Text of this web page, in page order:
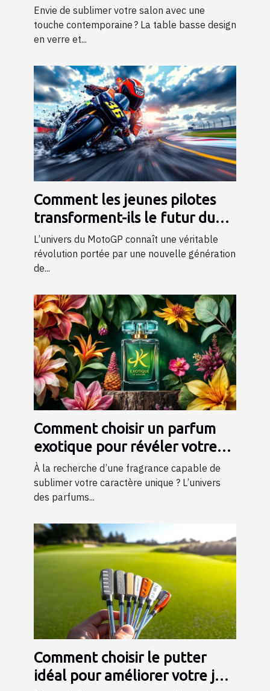
métal dans votre salon ?
Envie de sublimer votre salon avec une
touche contemporaine ? La table basse design
en verre et...
Comment les jeunes pilotes
transforment-ils le futur du
MotoGP ?
L’univers du MotoGP connaît une véritable
révolution portée par une nouvelle génération
de...
Comment choisir un parfum
exotique pour révéler votre
personnalité?
À la recherche d’une fragrance capable de
sublimer votre caractère unique ? L’univers
des parfums...
Comment choisir le putter
idéal pour améliorer votre jeu